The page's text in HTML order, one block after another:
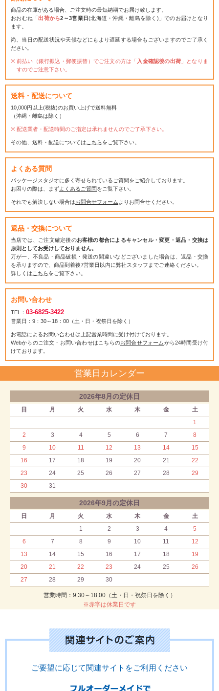
商品の在庫がある場合、ご注文時の最短納期でお届け致します。
おおむね「出荷から2～3営業日(北海道・沖縄・離島を除く)」でのお届けとなり
ます。
尚、当日の配送状況や天候などにもより遅延する場合もございますのでご了承く
ださい。
前払い（銀行振込・郵便振替）でご注文の方は「 入金確認後の出荷 」となりま
すのでご注意下さい。
送料・配送について
10,000円以上(税抜)のお買い上げで送料無料
（沖縄・離島は除く）
配送業者・配送時間のご指定は承れませんのでご了承下さい。
その他、送料・配送については こちらをご覧下さい。
よくある質問
パッケージスタジオに多く寄せられているご質問をご紹介しております。
お困りの際は、まずよくあるご質問をご覧下さい。
それでも解決しない場合はお問合せフォーム よりお問合せください。
返品・交換について
当店では、ご注文確定後のお客様の都合によるキャンセル・変更・返品・交換は
原則としてお受けしておりません。
万が一、不良品・商品破損・発送の間違いなどございました場合は、返品・交換
を承りますので、商品到着後7営業日以内に弊社スタッフまでご連絡ください。
詳しくは こちらをご覧下さい。
お問い合わせ
TEL： 03-6825-3422
営業日：9：30～18：00（土・日・祝祭日を除く）
お電話によるお問い合わせは上記営業時間に受け付けております。
Webからのご注文・お問い合わせはこちらのお問合せフォームから24時間受け付
けております。
営業日カレンダー
2026年8月の定休日
日 月 火 水 木 金
土
1
2
3 4 5 6 7
8
9
10 11 12 13 14
15
16
17 18 19 20 21
22
23
24 25 26 27 28
29
30
31
2026年9月の定休日
日 月 火 水 木 金
土
1
2 3 4
5
6
7 8 9 10 11
12
13
14 15 16 17 18
19
20
21 22 23 24 25
26
27
28 29 30
営業時間：9:30～18:00（土・日・祝祭日を除く）
※赤字は休業日です
ご要望に応じて関連サイトをご利用ください